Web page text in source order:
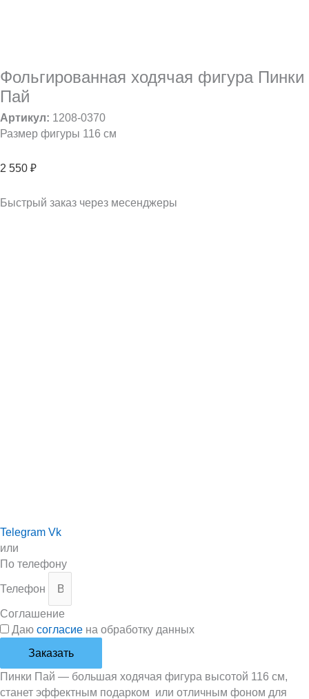
Фольгированная ходячая фигура Пинки
Пай
Артикул: 1208-0370
Размер фигуры 116 см
2 550 ₽
Быстрый заказ через месенджеры
Telegram Vk
или
По телефону
Телефон
Соглашение
Даю согласие на обработку данных
Заказать
Пинки Пай — большая ходячая фигура высотой 116 см,
станет эффектным подарком или отличным фоном для